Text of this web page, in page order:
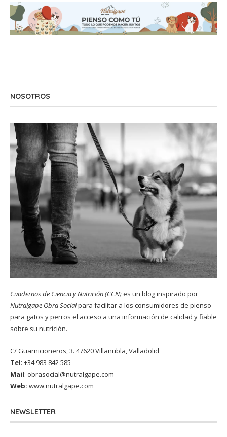
NOSOTROS
Cuadernos de Ciencia y Nutrición (CCN)es un blog inspirado por
Nutralgape Obra Socialpara facilitar a los consumidores de pienso
para gatos y perros el acceso a una información de calidad y fiable
sobre su nutrición.
C/ Guarnicioneros, 3. 47620 Villanubla, Valladolid
Tel: +34 983 842 585
Mail: obrasocial@nutralgape.com
Web: www.nutralgape.com
NEWSLETTER